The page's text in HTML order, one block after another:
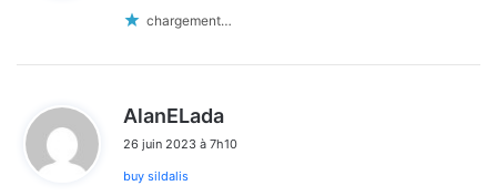
chargement…
AlanELada
t
26 juin 2023 à 7h10
buy sildalis